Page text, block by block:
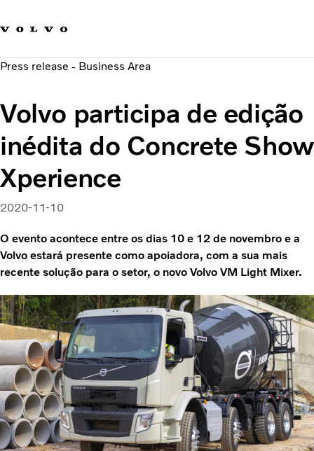
Carreira
Sustentabilidade e Segurança
Press release - Business Area
Volvo participa de edição
inédita do Concrete Show
Xperience
2020-11-10
O evento acontece entre os dias 10 e 12 de novembro e a
Volvo estará presente como apoiadora, com a sua mais
recente solução para o setor, o novo Volvo VM Light Mixer.